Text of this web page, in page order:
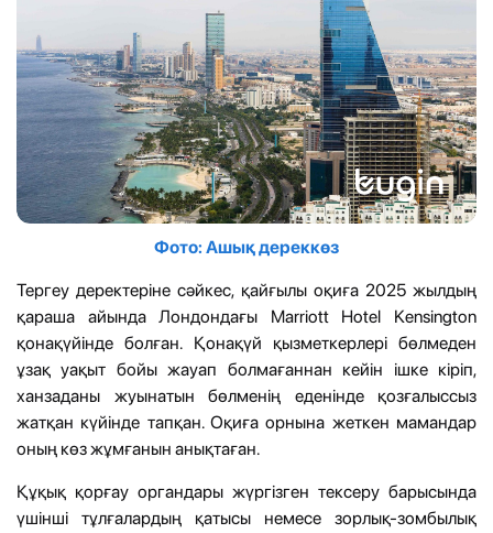
Фото: Ашық дереккөз
Тергеу деректеріне сәйкес, қайғылы оқиға 2025 жылдың
қараша айында Лондондағы Marriott Hotel Kensington
қонақүйінде болған. Қонақүй қызметкерлері бөлмеден
ұзақ уақыт бойы жауап болмағаннан кейін ішке кіріп,
ханзаданы жуынатын бөлменің еденінде қозғалыссыз
жатқан күйінде тапқан. Оқиға орнына жеткен мамандар
оның көз жұмғанын анықтаған.
Құқық қорғау органдары жүргізген тексеру барысында
үшінші тұлғалардың қатысы немесе зорлық-зомбылық